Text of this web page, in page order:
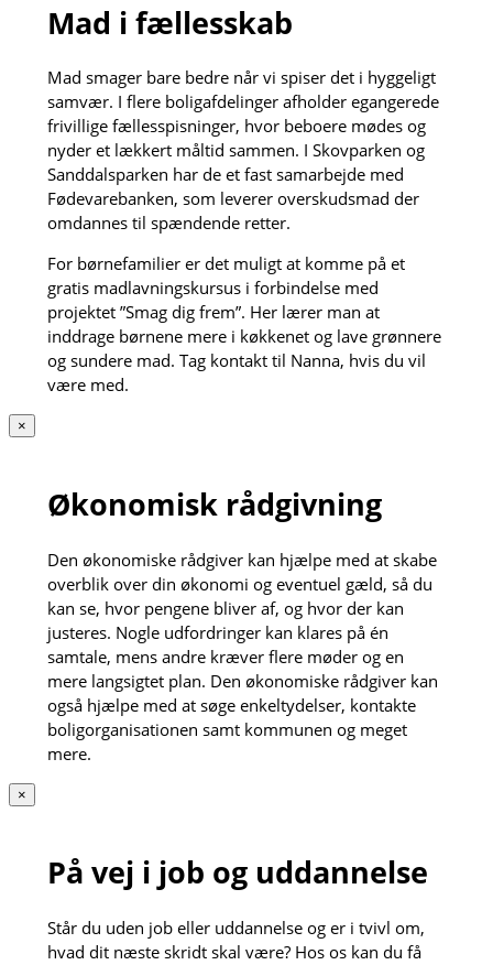
Mad i fællesskab
Mad smager bare bedre når vi spiser det i hyggeligt
samvær. I flere boligafdelinger afholder egangerede
frivillige fællesspisninger, hvor beboere mødes og
nyder et lækkert måltid sammen. I Skovparken og
Sanddalsparken har de et fast samarbejde med
Fødevarebanken, som leverer overskudsmad der
omdannes til spændende retter.
For børnefamilier er det muligt at komme på et
gratis madlavningskursus i forbindelse med
projektet ”Smag dig frem”. Her lærer man at
inddrage børnene mere i køkkenet og lave grønnere
og sundere mad. Tag kontakt til Nanna, hvis du vil
være med.
×
Økonomisk rådgivning
Den økonomiske rådgiver kan hjælpe med at skabe
overblik over din økonomi og eventuel gæld, så du
kan se, hvor pengene bliver af, og hvor der kan
justeres. Nogle udfordringer kan klares på én
samtale, mens andre kræver flere møder og en
mere langsigtet plan. Den økonomiske rådgiver kan
også hjælpe med at søge enkeltydelser, kontakte
boligorganisationen samt kommunen og meget
mere.
×
På vej i job og uddannelse
Står du uden job eller uddannelse og er i tvivl om,
hvad dit næste skridt skal være? Hos os kan du få